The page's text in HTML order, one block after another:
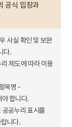
공식 입장과
사실 확인 및 보완
다.
제도에 따라 이용
목명 -
합니다.
공공누리 표시를
니다.